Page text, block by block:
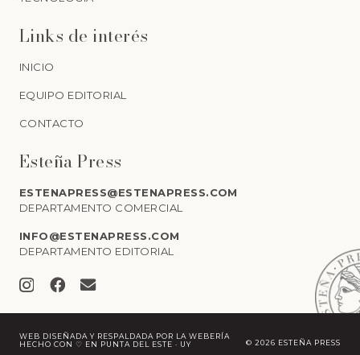
Links de interés
INICIO
EQUIPO EDITORIAL
CONTACTO
Esteña Press
ESTENAPRESS@ESTENAPRESS.COM
DEPARTAMENTO COMERCIAL
INFO@ESTENAPRESS.COM
DEPARTAMENTO EDITORIAL
WEB DISEÑADA Y RESPALDADA POR LA WEBERÍA
HECHO CON ♡ EN PUNTA DEL ESTE · UY
© 2026 ESTEÑA PRESS